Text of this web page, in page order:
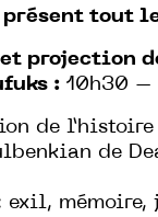
présent tout
projection
: 10h30 –
de
de
: exil,